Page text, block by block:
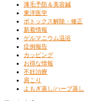
薄毛予防＆美容鍼
東洋医学
ボトックス解除・修正
新着情報
ゲルマニウム温浴
症例報告
カッピング
お得な情報
不妊治療
肩こり
よもぎ蒸し/ハーブ蒸し